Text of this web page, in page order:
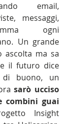
email,
messaggi,
ogni
Un grande
ascolta ma sa
il futuro dice
buono, un
sarò ucciso
combini guai
Insight